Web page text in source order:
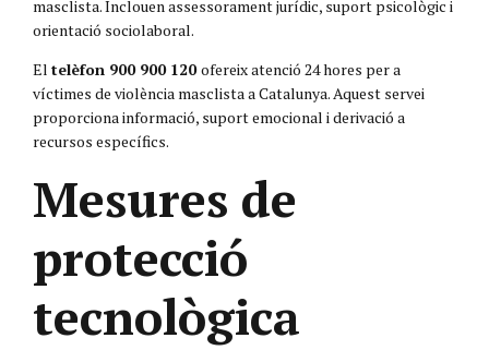
masclista. Inclouen assessorament jurídic, suport psicològic i
orientació sociolaboral.
El telèfon 900 900 120ofereix atenció 24 hores per a
víctimes de violència masclista a Catalunya. Aquest servei
proporciona informació, suport emocional i derivació a
recursos específics.
Mesures de
protecció
tecnològica